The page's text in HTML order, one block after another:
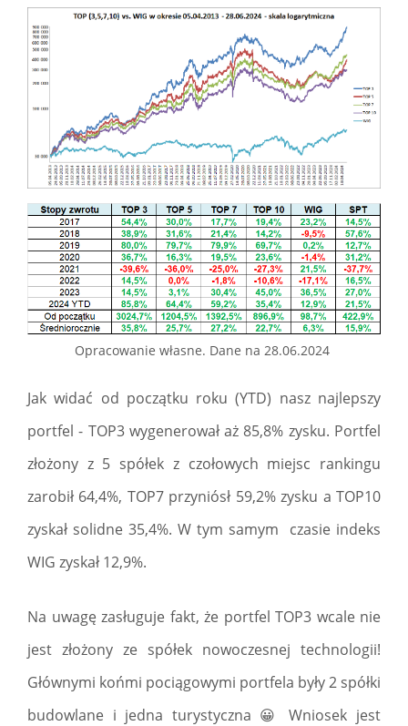
Opracowanie własne. Dane na 28.06.2024
Jak widać od początku roku (YTD) nasz najlepszy
portfel - TOP3 wygenerował aż 85,8% zysku. Portfel
złożony z 5 spółek z czołowych miejsc rankingu
zarobił 64,4%, TOP7 przyniósł 59,2% zysku a TOP10
zyskał solidne 35,4%. W tym samym czasie indeks
WIG zyskał 12,9%.
Na uwagę zasługuje fakt, że portfel TOP3 wcale nie
jest złożony ze spółek nowoczesnej technologii!
Głównymi końmi pociągowymi portfela były 2 spółki
budowlane i jedna turystyczna 😀 Wniosek jest